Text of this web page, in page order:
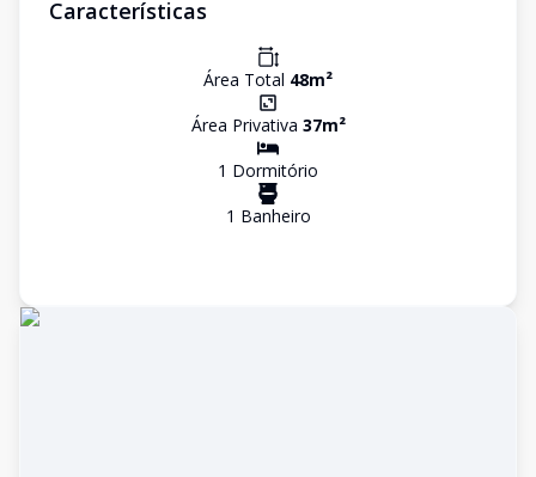
Características
Área Total 48m²
Área Privativa 37m²
1 Dormitório
1 Banheiro